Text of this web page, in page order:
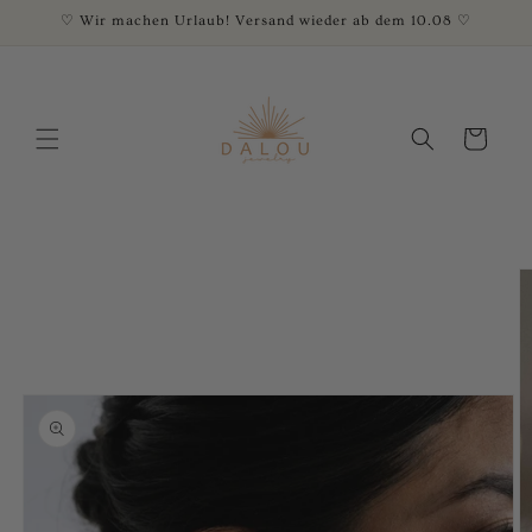
zum♡ Wir machen Urlaub! Versand wieder ab dem 10.08 ♡
Warenkorb